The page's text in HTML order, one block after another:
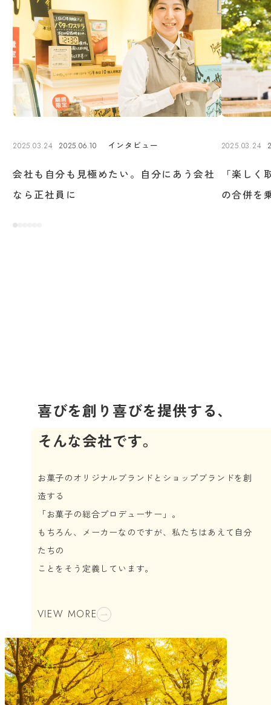
会社も自分も見極めたい。自分にあう会社
なら正社員に
2025.03.24 2025.06.10 インタビュー
「楽し
の合併を
2025.03.24
喜びを創り喜びを提供する、
そんな会社です。
お菓子のオリジナルブランドとショップブランドを創
造する
「お菓子の総合プロデューサー」。
もちろん、メーカーなのですが、私たちはあえて自分
たちの
ことをそう定義しています。
VIEW MORE